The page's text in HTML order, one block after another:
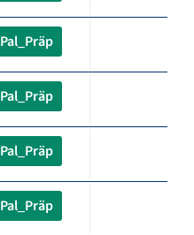
Pal_Präp
Pal_Präp
Pal_Präp
Pal_Präp